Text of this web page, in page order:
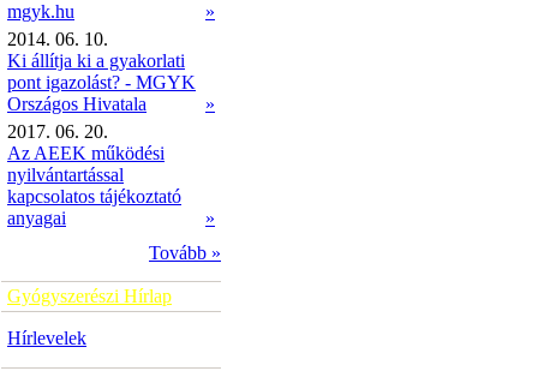
mgyk.hu
»
2014. 06. 10.
Ki állítja ki a gyakorlati
pont igazolást? - MGYK
Országos Hivatala
»
2017. 06. 20.
Az AEEK működési
nyilvántartással
kapcsolatos tájékoztató
anyagai
»
Tovább »
Gyógyszerészi Hírlap
Hírlevelek